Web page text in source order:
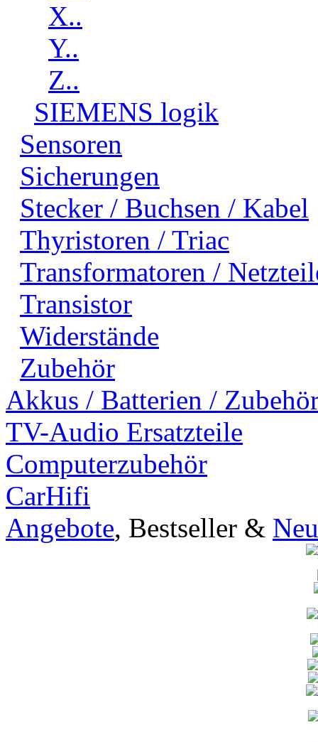
X..
Y..
Z..
SIEMENS logik
Sensoren
Sicherungen
Stecker / Buchsen / Kabel
Thyristoren / Triac
Transformatoren /
Transistor
Widerstände
Zubehör
Akkus / Batterien /
TV-Audio Ersatzteile
Computerzubehör
CarHifi
Angebote, Bestseller &